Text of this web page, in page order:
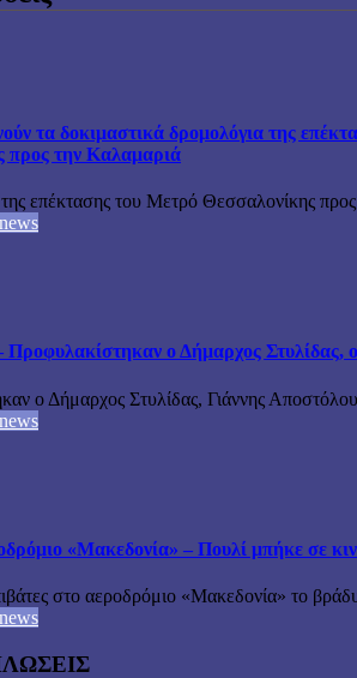
τα δοκιμαστικά δρομολόγια της
προς την Καλαμαριά
της επέκτασης του Μετρό Θεσσαλονίκης
ο Δήμαρχος Στυλίδας, ο
ο Δήμαρχος Στυλίδας, Γιάννης
«Μακεδονία» – Πουλί μπήκε σε
στο αεροδρόμιο «Μακεδονία» το